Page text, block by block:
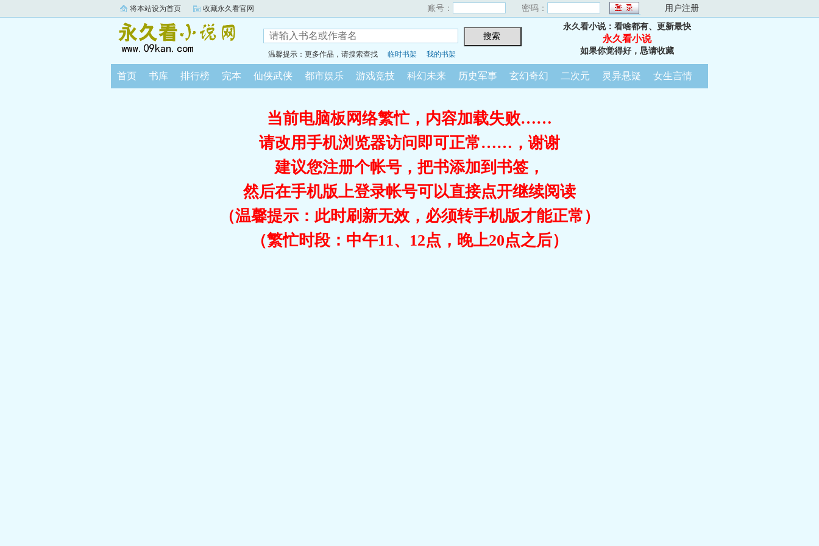
将本站设为首页 收藏永久看官网 账号： 密码： 用户注册
温馨提示：更多作品，请搜索查找 临时书架 我的书架
永久看小说：看啥都有、更新最快
永久看小说
如果你觉得好，恳请收藏
首页 书库 排行榜 完本 仙侠武侠 都市娱乐 游戏竞技 科幻未来 历史军事 玄幻奇幻 二次元 灵异悬疑 女生言情
当前电脑板网络繁忙，内容加载失败……
请改用手机浏览器访问即可正常……，谢谢
建议您注册个帐号，把书添加到书签，
然后在手机版上登录帐号可以直接点开继续阅读
（温馨提示：此时刷新无效，必须转手机版才能正常）
（繁忙时段：中午11、12点，晚上20点之后）